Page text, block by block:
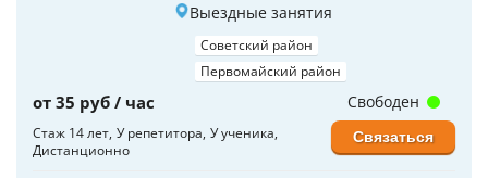
Выездные занятия
Советский район
Первомайский район
от 35 руб / час
Стаж 14 лет У репетитора У ученика
Дистанционно
Свободен
Связаться